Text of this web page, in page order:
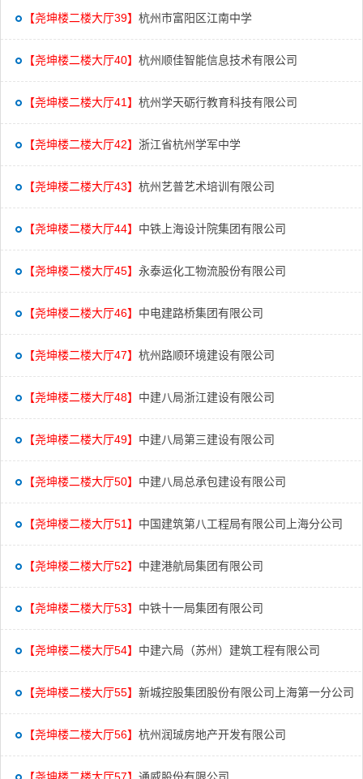
【尧坤楼二楼大厅39】 杭州市富阳区江南中学
【尧坤楼二楼大厅40】 杭州顺佳智能信息技术有限公司
【尧坤楼二楼大厅41】 杭州学天砺行教育科技有限公司
【尧坤楼二楼大厅42】 浙江省杭州学军中学
【尧坤楼二楼大厅43】 杭州艺普艺术培训有限公司
【尧坤楼二楼大厅44】 中铁上海设计院集团有限公司
【尧坤楼二楼大厅45】 永泰运化工物流股份有限公司
【尧坤楼二楼大厅46】 中电建路桥集团有限公司
【尧坤楼二楼大厅47】 杭州路顺环境建设有限公司
【尧坤楼二楼大厅48】 中建八局浙江建设有限公司
【尧坤楼二楼大厅49】 中建八局第三建设有限公司
【尧坤楼二楼大厅50】 中建八局总承包建设有限公司
【尧坤楼二楼大厅51】 中国建筑第八工程局有限公司上海分公司
【尧坤楼二楼大厅52】 中建港航局集团有限公司
【尧坤楼二楼大厅53】 中铁十一局集团有限公司
【尧坤楼二楼大厅54】 中建六局（苏州）建筑工程有限公司
【尧坤楼二楼大厅55】 新城控股集团股份有限公司上海第一分公司
【尧坤楼二楼大厅56】 杭州润珹房地产开发有限公司